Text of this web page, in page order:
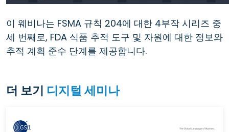
이 웨비나는 FSMA 규칙 204에 대한 4부작 시리즈 중
세 번째로, FDA 식품 추적 도구 및 자원에 대한 정보와
추적 계획 준수 단계를 제공합니다.
더 보기 디지털 세미나